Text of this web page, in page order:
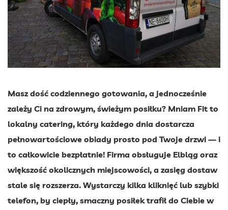
Masz dość codziennego gotowania, a jednocześnie
zależy Ci na zdrowym, świeżym posiłku? Mniam Fit to
lokalny catering, który każdego dnia dostarcza
pełnowartościowe obiady prosto pod Twoje drzwi — i
to całkowicie bezpłatnie! Firma obsługuje Elbląg oraz
większość okolicznych miejscowości, a zasięg dostaw
stale się rozszerza. Wystarczy kilka kliknięć lub szybki
telefon, by ciepły, smaczny posiłek trafił do Ciebie w